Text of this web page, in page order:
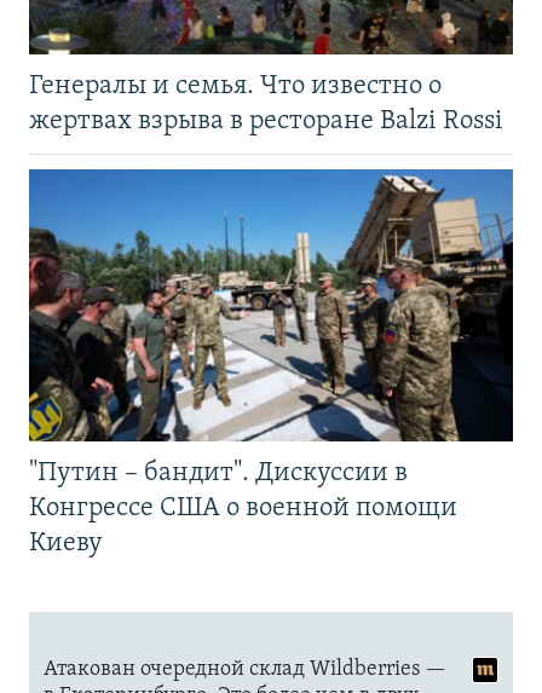
Генералы и семья. Что известно о
жертвах взрыва в ресторане Balzi Rossi
"Путин – бандит". Дискуссии в
Конгрессе США о военной помощи
Киеву